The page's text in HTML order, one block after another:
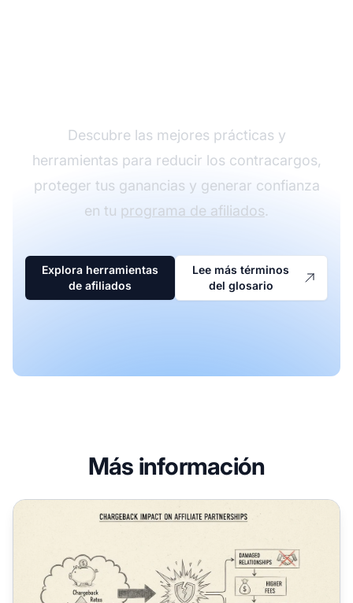
Descubre las mejores prácticas y
herramientas para reducir los contracargos,
proteger tus ganancias y generar confianza
en tu programa de afiliados.
Explora herramientas
de afiliados
Lee más términos
del glosario
Más información
¿Pueden las altas tasas de contracargos afectar las